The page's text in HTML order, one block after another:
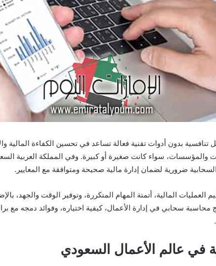
بدون أدوات تقنية فعالة تساعد في تحسين الكفاءة المالية
والمؤسسات، سواء كانت صغيرة أو كبيرة. وفي المملكة العربية
ضرورية لضمان إدارة مالية صحيحة ومتوافقة مع المعايير.
المالية، أتمتة المهام المتكررة، وتوفير الوقت والجهد،
محاسبة سحابي في إدارة الأعمال، كيفية اختياره، وفوائد دمجه مع
في عالم الأعمال السعودي